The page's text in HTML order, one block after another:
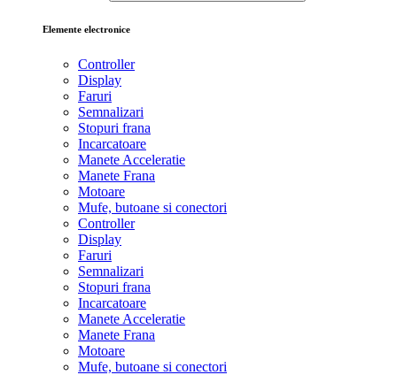
Elemente electronice
Controller
Display
Faruri
Semnalizari
Stopuri frana
Incarcatoare
Manete Acceleratie
Manete Frana
Motoare
Mufe, butoane si conectori
Controller
Display
Faruri
Semnalizari
Stopuri frana
Incarcatoare
Manete Acceleratie
Manete Frana
Motoare
Mufe, butoane si conectori